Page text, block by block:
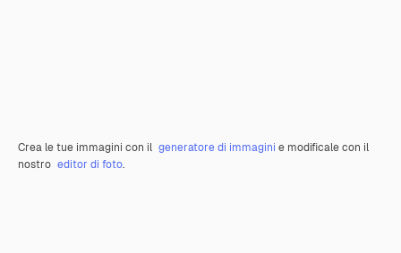
Crea le tue immagini con il generatore di immagini e modificale con il
nostro editor di foto.